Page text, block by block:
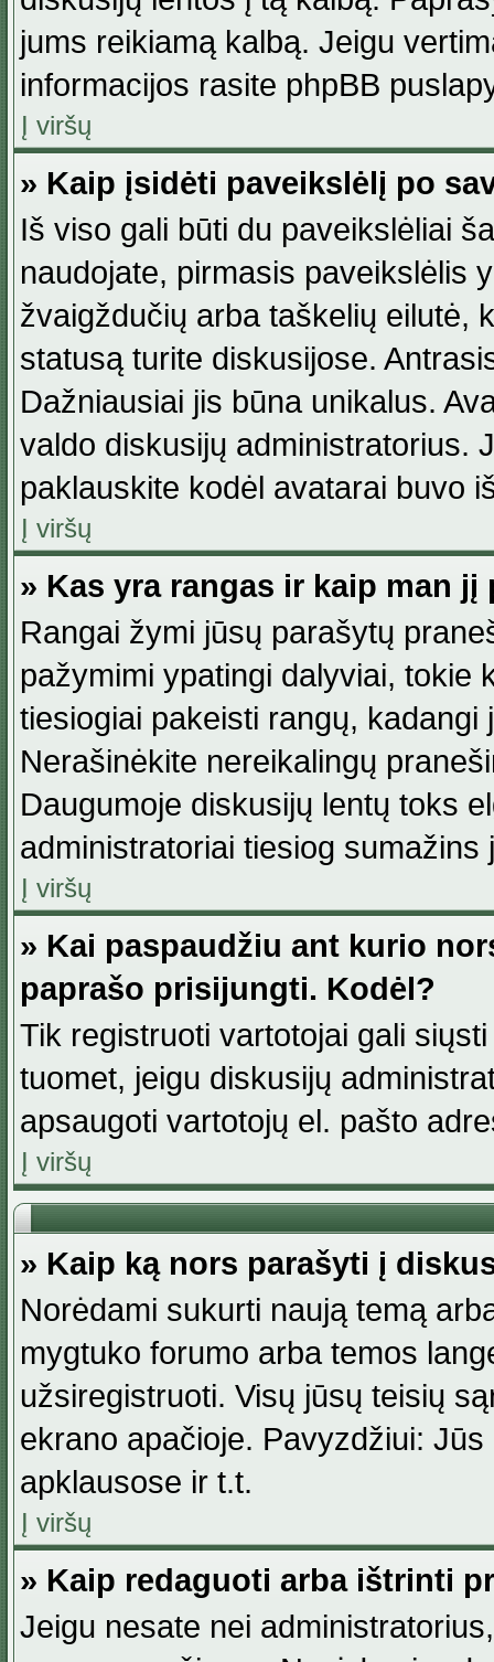
jums reikiamą kalbą. Jeigu
informacijos rasite phpBB
Į viršų
» Kaip įsidėti paveikslėlį po
Iš viso gali būti du paveikslėliai
naudojate, pirmasis paveikslėlis
žvaigždučių arba taškelių eilutė,
statusą turite diskusijose.
Dažniausiai jis būna unikalus.
valdo diskusijų administratorius.
paklauskite kodėl avatarai buvo
Į viršų
» Kas yra rangas ir kaip man jį
Rangai žymi jūsų parašytų
pažymimi ypatingi dalyviai, tokie
tiesiogiai pakeisti rangų,
Nerašinėkite nereikalingų
Daugumoje diskusijų lentų toks
administratoriai tiesiog
Į viršų
» Kai paspaudžiu ant kurio
paprašo prisijungti. Kodėl?
Tik registruoti vartotojai gali
tuomet, jeigu diskusijų
apsaugoti vartotojų el. pašto
Į viršų
» Kaip ką nors parašyti į
Norėdami sukurti naują temą
mygtuko forumo arba temos
užsiregistruoti. Visų jūsų teisių
ekrano apačioje. Pavyzdžiui:
apklausose ir t.t.
Į viršų
» Kaip redaguoti arba ištrinti
Jeigu nesate nei